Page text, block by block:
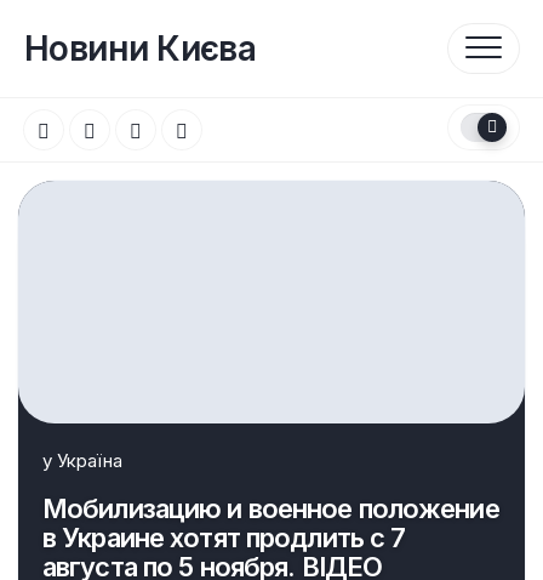
вмістуНовини Києва
у Україна
Мобилизацию и военное положение
в Украине хотят продлить с 7
августа по 5 ноября. ВІДЕО